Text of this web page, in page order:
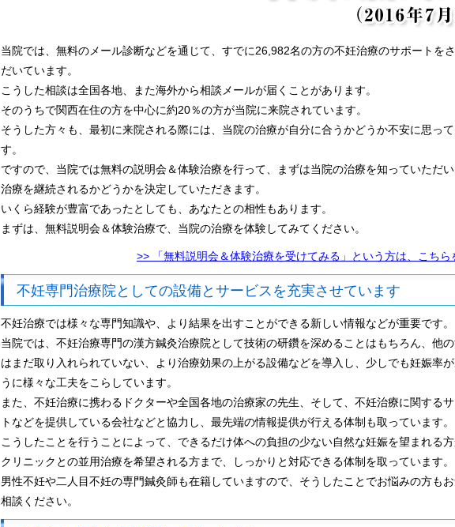
当院では、無料のメール診断などを通じて、すでに26,982名の方の不妊治療のサポートを
だいています。
こうした相談は全国各地、また海外から相談メールが届くことがあります。
そのうちで関西在住の方を中心に約20％の方が当院に来院されています。
そうした方々も、最初に来院される際には、当院の治療が自分に合うかどうか不安に思って
す。
ですので、当院では無料の説明会＆体験治療を行って、まずは当院の治療を知っていただい
治療を継続されるかどうかを決定していただきます。
いくら経験が豊富であったとしても、あなたとの相性もあります。
まずは、無料説明会＆体験治療で、当院の治療を体験してみてください。
>> 「無料説明会＆体験治療を受けてみる」という方は、こちら
不妊専門治療院としての設備とサービスを充実させています
不妊治療では様々な専門知識や、より結果を出すことができる新しい情報などが重要です。
当院では、不妊治療専門の漢方鍼灸治療院として技術の研鑽を深めることはもちろん、他
はまだ取り入れられていない、より治療効果の上がる設備などを導入し、少しでも妊娠率が
うに様々な工夫をこらしています。
また、不妊治療に携わるドクターや全国各地の治療家の先生、そして、不妊治療に関する
トなどを提供している会社などと協力し、最先端の情報提供が行える体制も取っています。
こうしたことを行うことによって、できるだけ体への負担の少ない自然な妊娠を望まれる
クリニックとの並用治療を希望される方まで、しっかりと対応できる体制を取っています。
男性不妊や二人目不妊の専門鍼灸師も在籍していますので、そうしたことでお悩みの方も
相談ください。